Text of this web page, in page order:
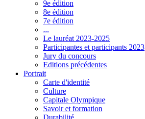
9e édition
8e édition
7e édition
...
Le lauréat 2023-2025
Participantes et participants 2023
Jury du concours
Editions précédentes
Portrait
Carte d'identité
Culture
Capitale Olympique
Savoir et formation
Durabilité